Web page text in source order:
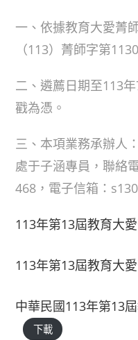
一、依據教育大愛菁
（113）菁師字第
二、遴薦日期至113
戳為憑。
三、本項業務承辦人
處于子涵專員，聯絡
468，電子信箱：
113年第13屆教育大
113年第13屆教育大
中華民國113年第13
下載